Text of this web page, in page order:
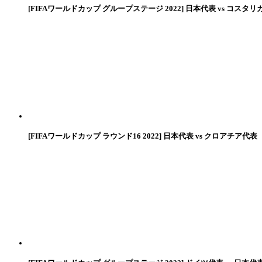
[FIFAワールドカップ グループステージ 2022] 日本代表 vs コスタリ
[FIFAワールドカップ ラウンド16 2022] 日本代表 vs クロアチア代表